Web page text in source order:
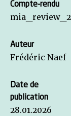
Compte-rendu
Auteur
Frédéric Naef
Date de
publication
28.01.2026